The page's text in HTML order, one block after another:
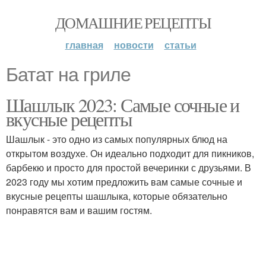
ДОМАШНИЕ РЕЦЕПТЫ
главная новости статьи
Батат на гриле
Шашлык 2023: Самые сочные и
вкусные рецепты
Шашлык - это одно из самых популярных блюд на
открытом воздухе. Он идеально подходит для пикников,
барбекю и просто для простой вечеринки с друзьями. В
2023 году мы хотим предложить вам самые сочные и
вкусные рецепты шашлыка, которые обязательно
понравятся вам и вашим гостям.